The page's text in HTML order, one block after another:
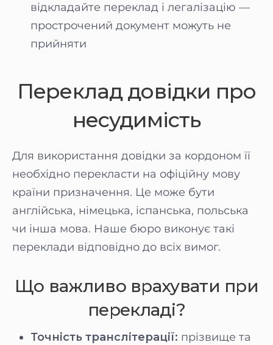
відкладайте переклад і легалізацію —
прострочений документ можуть не
прийняти
Переклад довідки про
несудимість
Для використання довідки за кордоном її
необхідно перекласти на офіційну мову
країни призначення. Це може бути
англійська, німецька, іспанська, польська
чи інша мова. Наше бюро виконує такі
переклади відповідно до всіх вимог.
Що важливо врахувати при
перекладі?
Точність транслітерації: прізвище та